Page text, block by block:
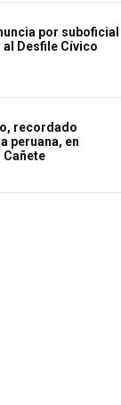
por suboficial
Desfile Cívico
recordado
peruana, en